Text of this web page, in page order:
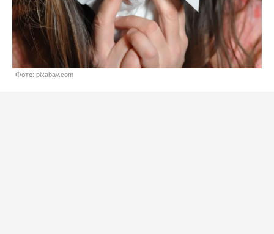
Фото: pixabay.com